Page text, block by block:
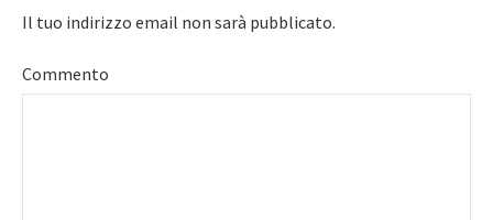
Il tuo indirizzo email non sarà pubblicato.
Commento